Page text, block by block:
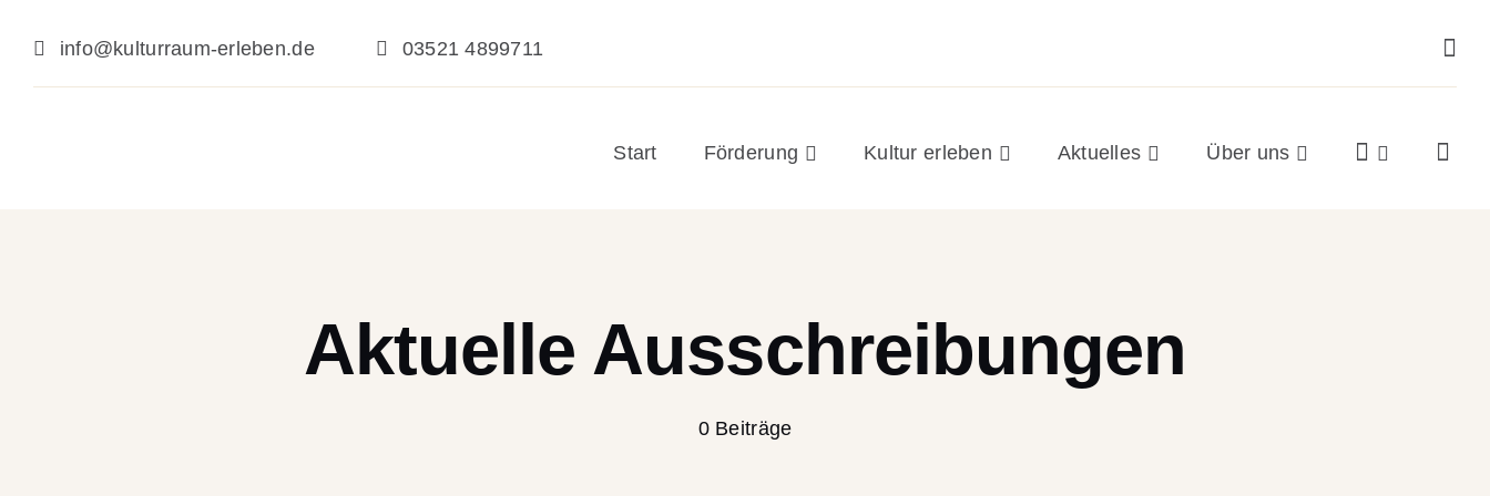
Inhalt
info@kulturraum-erleben.de 03521 4899711
Start Förderung Kultur erleben Aktuelles Über uns
Aktuelle Ausschreibungen
0 Beiträge